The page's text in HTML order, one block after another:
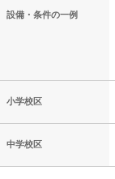
設備・条件の一例
小学校区
中学校区